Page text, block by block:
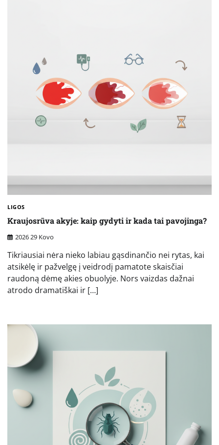
LIGOS
Kraujosrūva akyje: kaip gydyti ir kada tai pavojinga?
2026 29 Kovo
Tikriausiai nėra nieko labiau gąsdinančio nei rytas, kai
atsikėlę ir pažvelgę į veidrodį pamatote skaisčiai
raudoną dėmę akies obuolyje. Nors vaizdas dažnai
atrodo dramatiškai ir […]